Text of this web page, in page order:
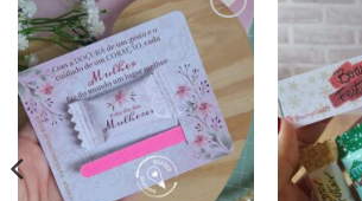
Adicionar
a lista de
desejos